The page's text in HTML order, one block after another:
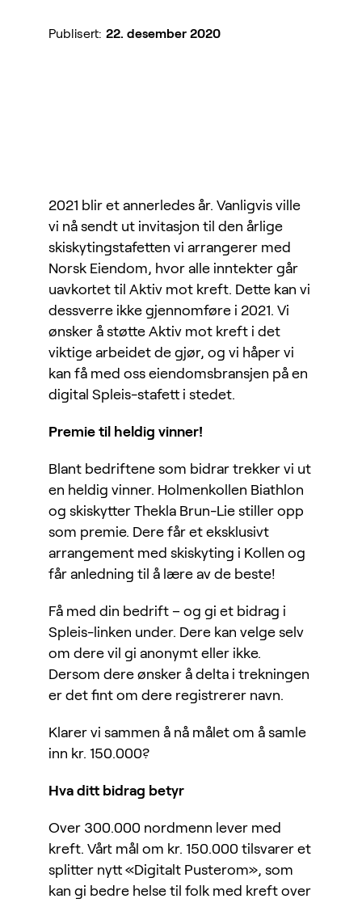
Publisert: 22. desember 2020
2021 blir et annerledes år. Vanligvis ville
vi nå sendt ut invitasjon til den årlige
skiskytingstafetten vi arrangerer med
Norsk Eiendom, hvor alle inntekter går
uavkortet til Aktiv mot kreft. Dette kan vi
dessverre ikke gjennomføre i 2021. Vi
ønsker å støtte Aktiv mot kreft i det
viktige arbeidet de gjør, og vi håper vi
kan få med oss eiendomsbransjen på en
digital Spleis-stafett i stedet.
Premie til heldig vinner!
Blant bedriftene som bidrar trekker vi ut
en heldig vinner. Holmenkollen Biathlon
og skiskytter Thekla Brun-Lie stiller opp
som premie. Dere får et eksklusivt
arrangement med skiskyting i Kollen og
får anledning til å lære av de beste!
Få med din bedrift – og gi et bidrag i
Spleis-linken under. Dere kan velge selv
om dere vil gi anonymt eller ikke.
Dersom dere ønsker å delta i trekningen
er det fint om dere registrerer navn.
Klarer vi sammen å nå målet om å samle
inn kr. 150.000?
Hva ditt bidrag betyr
Over 300.000 nordmenn lever med
kreft. Vårt mål om kr. 150.000 tilsvarer et
splitter nytt «Digitalt Pusterom», som
kan gi bedre helse til folk med kreft over